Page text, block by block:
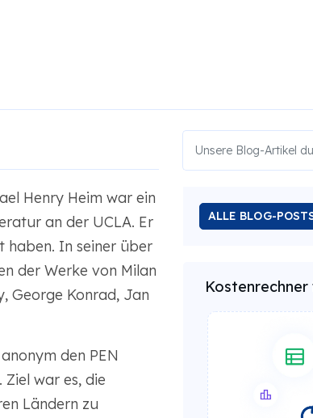
Henry Heim war ein
an der UCLA. Er
haben. In seiner über
der Werke von Milan
George Konrad, Jan
den PEN
war es, die
Ländern zu
ALLE BLOG-